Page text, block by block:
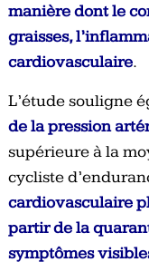
manière dont le
graisses,
cardiovasculaire.
L’étude souligne
de la pression
supérieure à la
cycliste
cardiovasculaire
partir de la
symptômes